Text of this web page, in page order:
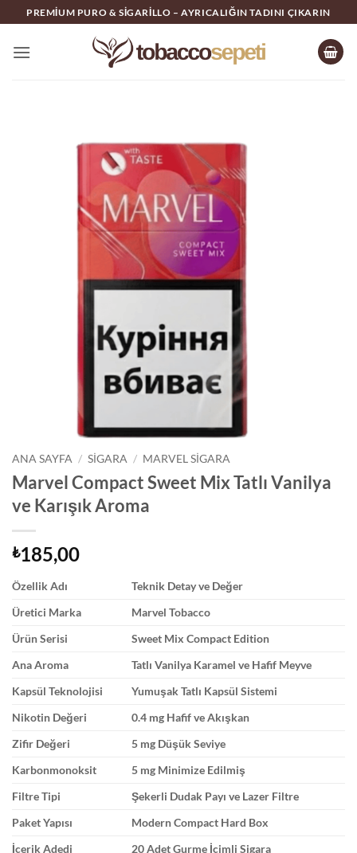
İçeriğe
atla
PREMIUM PURO & SIGARILLO – AYRICALIĞIN TADINI ÇIKARIN
ANA SAYFA / SIGARA / MARVEL SIGARA
Marvel Compact Sweet Mix Tatlı Vanilya
ve Karışık Aroma
₺185,00
Özellik Adı
Teknik Detay ve Değer
Üretici Marka
Marvel Tobacco
Ürün Serisi
Sweet Mix Compact Edition
Ana Aroma
Tatlı Vanilya Karamel ve Hafif Meyve
Kapsül Teknolojisi
Yumuşak Tatlı Kapsül Sistemi
Nikotin Değeri
0.4 mg Hafif ve Akışkan
Zifir Değeri
5 mg Düşük Seviye
Karbonmonoksit
5 mg Minimize Edilmiş
Filtre Tipi
Şekerli Dudak Payı ve Lazer Filtre
Paket Yapısı
Modern Compact Hard Box
İçerik Adedi
20 Adet Gurme İçimli Sigara